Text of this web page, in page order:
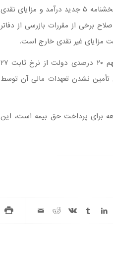
غیر مستمر دریافتی شرکت‌ها و الزام به ثبت قانونی خدمات مستمر در دفاتر؛ به مفاد بخشنامه ۵ جدید درآمد و مزایای نقدی
مفاد بخشنامه ۳/۱۱ جدید درآمد و اصلاح برخی از مقررات بازرسی از دفاتر
مزایای غیر نقدی خارج است.
همچنین در این کمیسیون سید محمدرضا سجادی‌فر با اشاره به پرداخت نشدن سهم ۲۰ درصدی دولت از نرخ ثابت ۲۷
تأمین نشدن تعهدات مالی آن توسط
برای پرداخت حق بیمه است، این